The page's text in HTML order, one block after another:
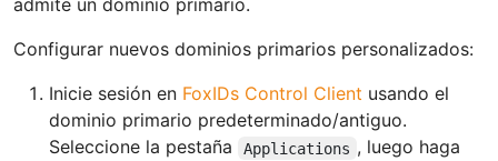
admite un dominio primario.
Configurar nuevos dominios primarios personalizados:
Inicie sesión en FoxIDs Control Client usando el
dominio primario predeterminado/antiguo.
Seleccione la pestaña
Applications , luego haga